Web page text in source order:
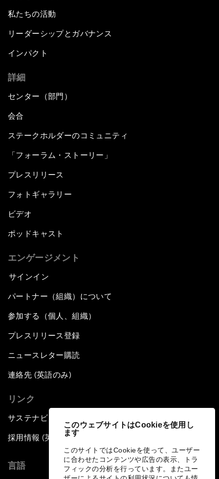
このウェブサイトはCookieを使用し
ます
このサイトではCookieを使って、ユーザー
に合わせたコンテンツや広告の表示、トラ
フィックの分析を行っています。またユー
私たちの活動
リーダーシップとガバナンス
インパクト
詳細
センター（部門）
会合
ステークホルダーのコミュニティ
「フォーラム・ストーリー」
プレスリリース
フォトギャラリー
ビデオ
ポッドキャスト
エンゲージメント
サインイン
パートナー（組織）について
参加する（個人、組織）
プレスリリース登録
ニュースレター購読
連絡先 (英語のみ)
リンク
サステナビリティへの取り組み
採用情報 (英語のみ)
言語